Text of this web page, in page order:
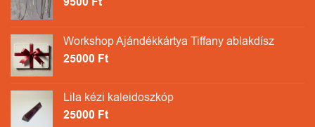
Workshop Ajándékkártya Tiffany ablakdísz
25000 Ft
Lila kézi kaleidoszkóp
25000 Ft